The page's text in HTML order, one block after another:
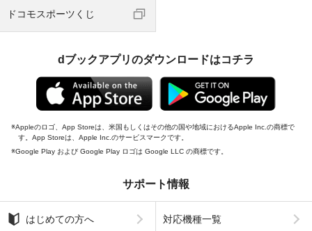
ドコモスポーツくじ
dブックアプリのダウンロードはコチラ
Appleのロゴ、App Storeは、米国もしくはその他の国や地域におけるApple Inc.の商標で
す。App Storeは、Apple Inc.のサービスマークです。
Google Play および Google Play ロゴは Google LLC の商標です。
サポート情報
はじめての方へ 対応機種一覧